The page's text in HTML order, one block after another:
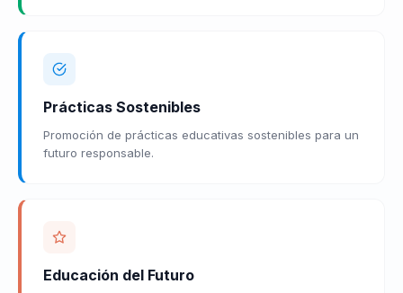
Prácticas Sostenibles
Promoción de prácticas educativas sostenibles para un
futuro responsable.
Educación del Futuro